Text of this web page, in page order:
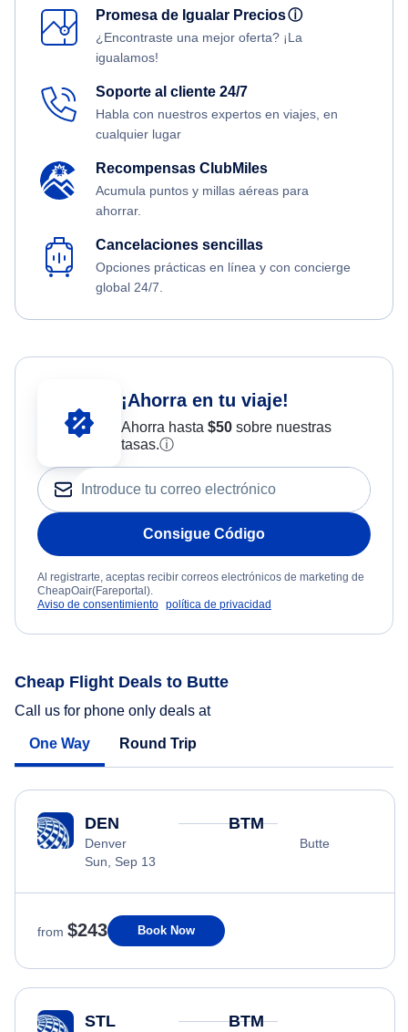
Promesa de Igualar Preciosⓘ
¿Encontraste una mejor oferta? ¡La
igualamos!
Soporte al cliente 24/7
Habla con nuestros expertos en viajes, en
cualquier lugar
Recompensas ClubMiles
Acumula puntos y millas aéreas para
ahorrar.
Cancelaciones sencillas
Opciones prácticas en línea y con concierge
global 24/7.
¡Ahorra en tu viaje!
Ahorra hasta $50sobre nuestras
tasas.ⓘ
Consigue Código
Al registrarte, aceptas recibir correos electrónicos de marketing de
CheapOair(Fareportal).
Aviso de consentimiento política de privacidad
Cheap Flight Deals to Butte
Call us for phone only deals at
One Way Round Trip
DEN
Denver
Sun, Sep 13
BTM
Butte
from $243 Book Now
STL BTM